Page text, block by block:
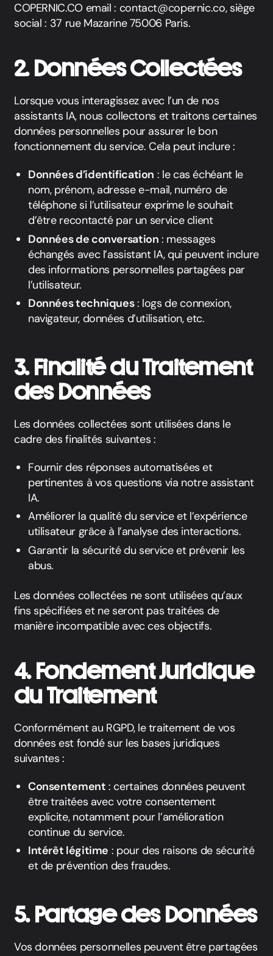
COPERNIC.CO email : contact@copernic.co, siège
social : 37 rue Mazarine 75006 Paris.
2. Données Collectées
Lorsque vous interagissez avec l’un de nos
assistants IA, nous collectons et traitons certaines
données personnelles pour assurer le bon
fonctionnement du service. Cela peut inclure :
Données d’identification : le cas échéant le
nom, prénom, adresse e-mail, numéro de
téléphone si l’utilisateur exprime le souhait
d’être recontacté par un service client
Données de conversation : messages
échangés avec l’assistant IA, qui peuvent inclure
des informations personnelles partagées par
l’utilisateur.
Données techniques: logs de connexion,
navigateur, données d’utilisation, etc.
3. Finalité du Traitement
des Données
Les données collectées sont utilisées dans le
cadre des finalités suivantes :
Fournir des réponses automatisées et
pertinentes à vos questions via notre assistant
IA.
Améliorer la qualité du service et l’expérience
utilisateur grâce à l’analyse des interactions.
Garantir la sécurité du service et prévenir les
abus.
Les données collectées ne sont utilisées qu’aux
fins spécifiées et ne seront pas traitées de
manière incompatible avec ces objectifs.
4. Fondement Juridique
du Traitement
Conformément au RGPD, le traitement de vos
données est fondé sur les bases juridiques
suivantes :
Consentement : certaines données peuvent
être traitées avec votre consentement
explicite, notamment pour l’amélioration
continue du service.
Intérêt légitime : pour des raisons de sécurité
et de prévention des fraudes.
5. Partage des Données
Vos données personnelles peuvent être partagées